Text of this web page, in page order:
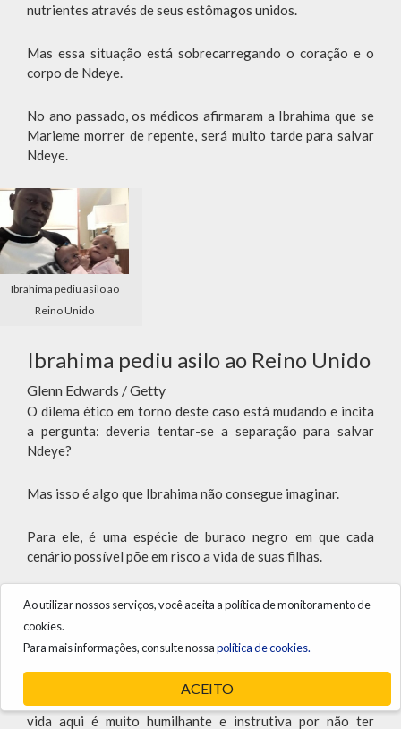
nutrientes através de seus estômagos unidos.
Mas essa situação está sobrecarregando o coração e o
corpo de Ndeye.
No ano passado, os médicos afirmaram a Ibrahima que se
Marieme morrer de repente, será muito tarde para salvar
Ndeye.
Ibrahima pediu asilo ao
Reino Unido
Ibrahima pediu asilo ao Reino Unido
Glenn Edwards / Getty
O dilema ético em torno deste caso está mudando e incita
a pergunta: deveria tentar-se a separação para salvar
Ndeye?
Mas isso é algo que Ibrahima não consegue imaginar.
Para ele, é uma espécie de buraco negro em que cada
cenário possível põe em risco a vida de suas filhas.
Seu consolo vem de cozinhar um guizado tradicional,
cantar com uma pequena comunidade senegalesa que
o tempo com suas filhas.
vida aqui é muito humilhante e instrutiva por não ter
Ao utilizar nossos serviços, você aceita a política de monitoramento de
cookies.
Para mais informações, consulte nossapolítica de cookies.
ACEITO